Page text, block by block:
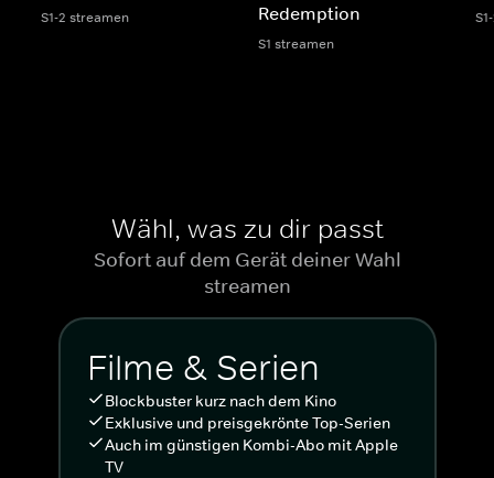
S1-2 streamen
Redemption
S1 streamen
Wähl, was zu dir passt
Sofort auf dem Gerät deiner Wahl
streamen
Filme & Serien
Blockbuster kurz nach dem Kino
Exklusive und preisgekrönte Top-Serien
Auch im günstigen Kombi-Abo mit Apple
TV